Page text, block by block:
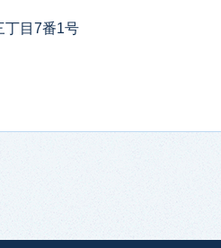
丁目7番1号